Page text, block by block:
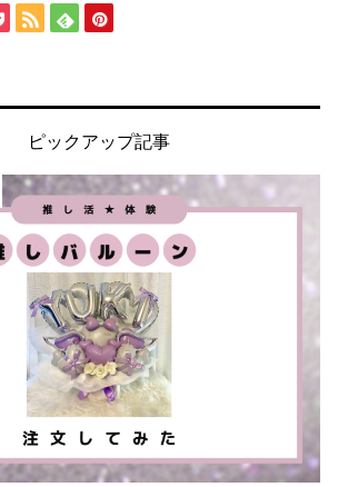
ピックアップ記事